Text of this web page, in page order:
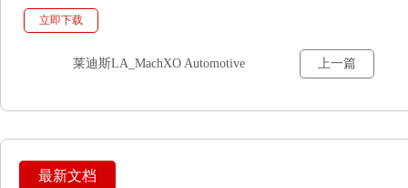
立即下载
莱迪斯LA_MachXO Automotive
上一篇
最新文档